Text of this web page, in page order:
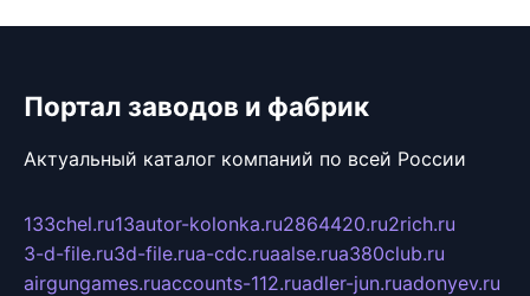
Портал заводов и фабрик
Актуальный каталог компаний по всей России
133chel.ru13autor-kolonka.ru2864420.ru2rich.ru
3-d-file.ru3d-file.rua-cdc.ruaalse.rua380club.ru
airgungames.ruaccounts-112.ruadler-jun.ruadonyev.ru